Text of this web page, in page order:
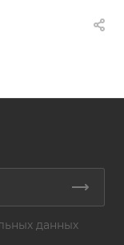
данных